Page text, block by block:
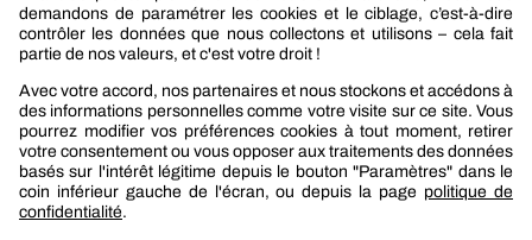
Berner
Boutique Berner
Boutique Berner Industry Services